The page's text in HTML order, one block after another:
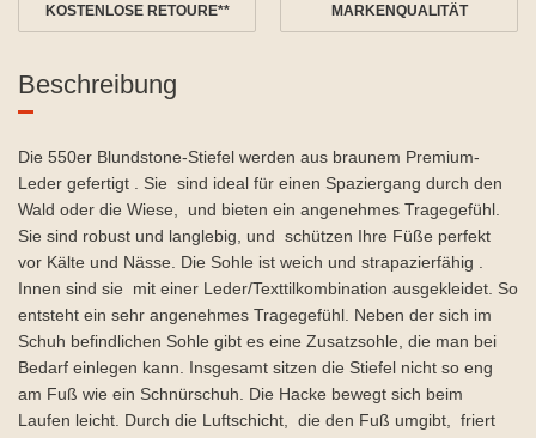
KOSTENLOSE RETOURE** MARKENQUALITÄT
Beschreibung
Die 550er Blundstone-Stiefel werden aus braunem Premium-
Leder gefertigt . Sie sind ideal für einen Spaziergang durch den
Wald oder die Wiese, und bieten ein angenehmes Tragegefühl.
Sie sind robust und langlebig, und schützen Ihre Füße perfekt
vor Kälte und Nässe. Die Sohle ist weich und strapazierfähig .
Innen sind sie mit einer Leder/Texttilkombination ausgekleidet. So
entsteht ein sehr angenehmes Tragegefühl. Neben der sich im
Schuh befindlichen Sohle gibt es eine Zusatzsohle, die man bei
Bedarf einlegen kann. Insgesamt sitzen die Stiefel nicht so eng
am Fuß wie ein Schnürschuh. Die Hacke bewegt sich beim
Laufen leicht. Durch die Luftschicht, die den Fuß umgibt, friert